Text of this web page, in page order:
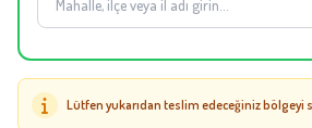
Lütfen yukarıdan teslim edeceğiniz bölgeyi